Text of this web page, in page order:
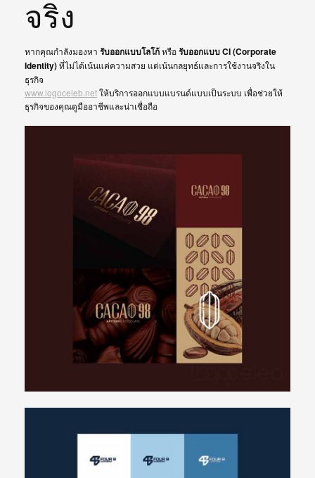
จริง
หากคุณกำลังมองหา รับออกแบบโลโก้หรือรับออกแบบ CI (Corporate
Identity)ที่ไม่ได้เน้นแค่ความสวย แต่เน้นกลยุทธ์และการใช้งานจริงใน
ธุรกิจ
www.logoceleb.netให้บริการออกแบบแบรนด์แบบเป็นระบบ เพื่อช่วยให้
ธุรกิจของคุณดูมืออาชีพและน่าเชื่อถือ